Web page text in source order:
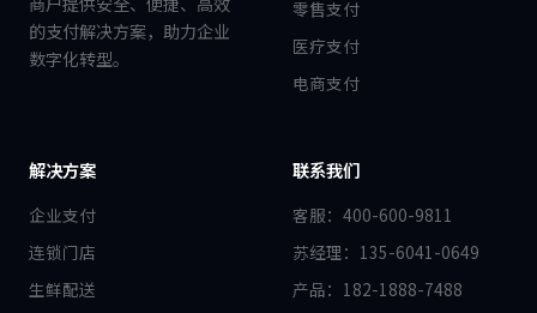
的支付解决方案，助力企业
数字化转型。
零售支付
医疗支付
电商支付
解决方案
企业支付
连锁门店
生鲜配送
联系我们
客服：400-600-9811
苏经理：135-6041-0649
产品：182-1888-7488